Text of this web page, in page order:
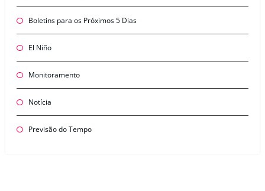
Boletins para os Próximos 5 Dias
El Niño
Monitoramento
Notícia
Previsão do Tempo